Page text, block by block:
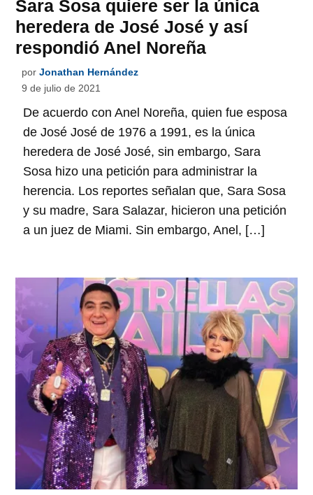
Sara Sosa quiere ser la única
heredera de José José y así
respondió Anel Noreña
por Jonathan Hernández
9 de julio de 2021
De acuerdo con Anel Noreña, quien fue esposa
de José José de 1976 a 1991, es la única
heredera de José José, sin embargo, Sara
Sosa hizo una petición para administrar la
herencia. Los reportes señalan que, Sara Sosa
y su madre, Sara Salazar, hicieron una petición
a un juez de Miami. Sin embargo, Anel, […]